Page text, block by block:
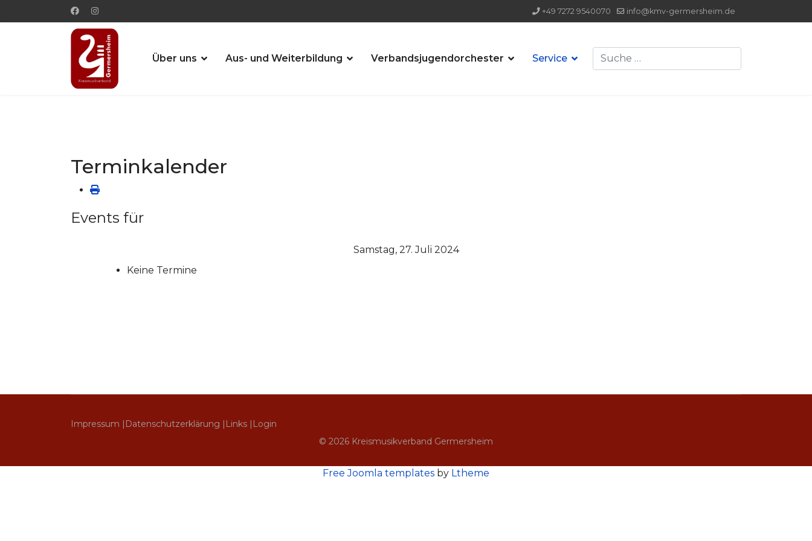
+49 7272 9540070 info@kmv-germersheim.de
Über uns Aus- und Weiterbildung Verbandsjugendorchester Service Suchen
Terminkalender
Events für
Samstag, 27. Juli 2024
Keine Termine
Impressum | Datenschutzerklärung | Links | Login
© 2026 Kreismusikverband Germersheim
Free Joomla templates by Ltheme